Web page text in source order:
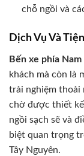
chỗ ngồi và
Dịch Vụ Và
Bến xe phía
khách mà còn là
trải nghiệm thoải
chờ được thiết
ngồi sạch sẽ và
biệt quan trọng
Tây Nguyên.